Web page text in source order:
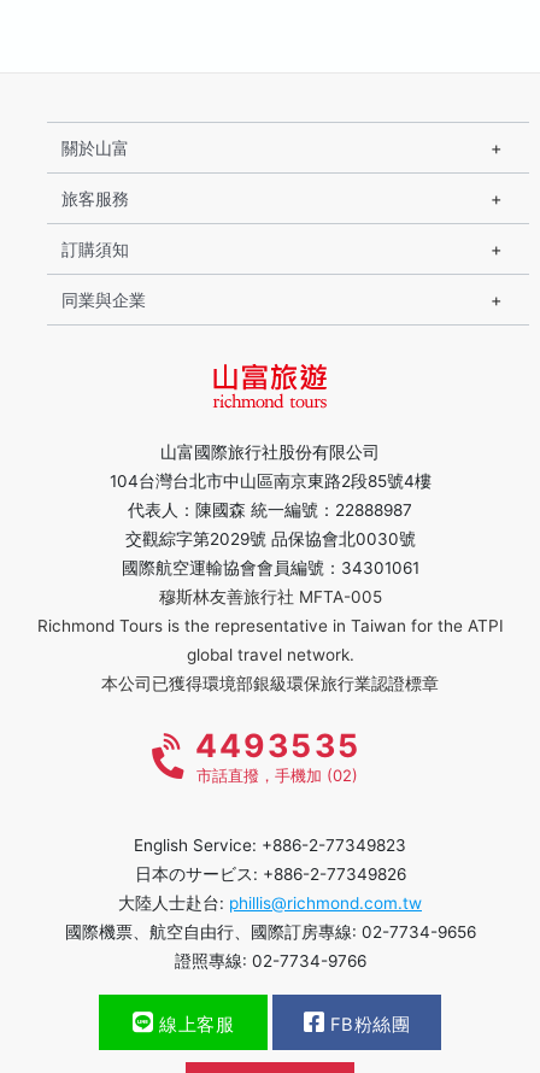
山富國際旅行社股份有限公司
104台灣台北市中山區南京東路2段85號4樓
代表人：陳國森 統一編號：22888987
交觀綜字第2029號 品保協會北0030號
國際航空運輸協會會員編號：34301061
穆斯林友善旅行社 MFTA-005
Richmond Tours is the representative in Taiwan for the ATPI
global travel network.
本公司已獲得環境部銀級環保旅行業認證標章
關於山富
旅客服務
訂購須知
同業與企業
4493535
市話直撥，手機加 (02)
English Service: +886-2-77349823
日本のサービス: +886-2-77349826
大陸人士赴台: phillis@richmond.com.tw
國際機票、航空自由行、國際訂房專線: 02-7734-9656
證照專線: 02-7734-9766
線上客服 FB粉絲團